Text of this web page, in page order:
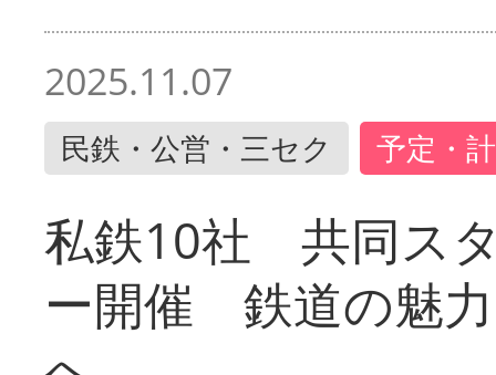
2025.11.07
民鉄・公営・三セク 予定・
私鉄10社 共同ス
ー開催 鉄道の魅